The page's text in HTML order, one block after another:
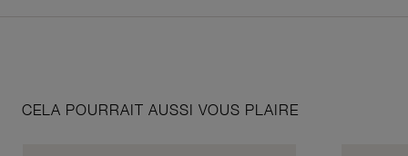
CELA POURRAIT AUSSI VOUS PLAIRE